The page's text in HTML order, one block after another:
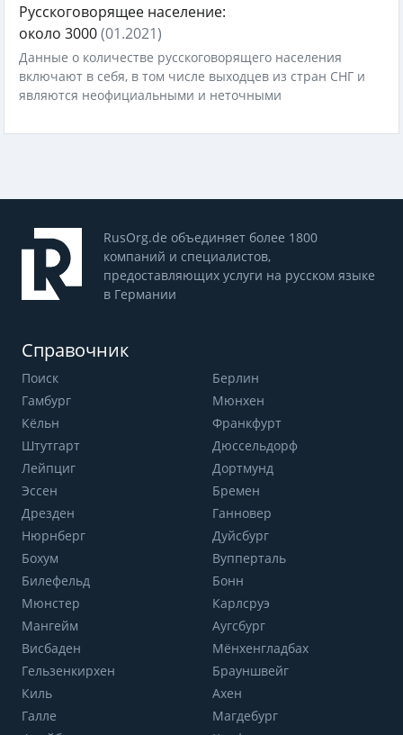
Русскоговорящее население:
около 3000(01.2021)
Данные о количестве русскоговорящего населения
включают в себя, в том числе выходцев из стран СНГ и
являются неофициальными и неточными
RusOrg.de объединяет более 1800
компаний и специалистов,
предоставляющих услуги на русском языке
в Германии
Справочник
Поиск
Берлин
Гамбург
Мюнхен
Кёльн
Франкфурт
Штутгарт
Дюссельдорф
Лейпциг
Дортмунд
Эссен
Бремен
Дрезден
Ганновер
Нюрнберг
Дуйсбург
Бохум
Вупперталь
Билефельд
Бонн
Мюнстер
Карлсруэ
Мангейм
Аугсбург
Висбаден
Мёнхенгладбах
Гельзенкирхен
Брауншвейг
Киль
Ахен
Галле
Магдебург